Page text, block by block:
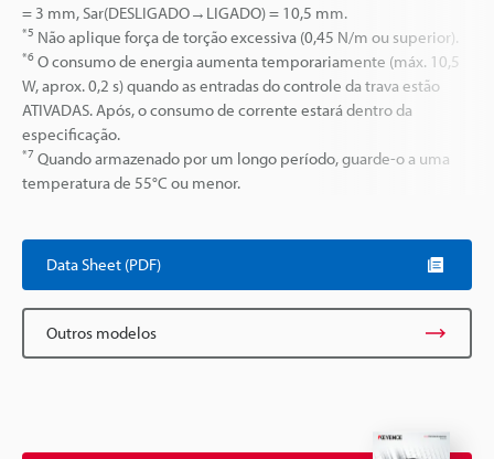
= 3 mm, Sar(DESLIGADO→LIGADO) = 10,5 mm.
*5 Não aplique força de torção excessiva (0,45 N/m ou superior).
*6 O consumo de energia aumenta temporariamente (máx. 10,5
W, aprox. 0,2 s) quando as entradas do controle da trava estão
ATIVADAS. Após, o consumo de corrente estará dentro da
especificação.
*7 Quando armazenado por um longo período, guarde-o a uma
temperatura de 55°C ou menor.
Data Sheet (PDF)
Outros modelos